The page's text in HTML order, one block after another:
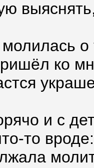
молилась
ко
и с
то